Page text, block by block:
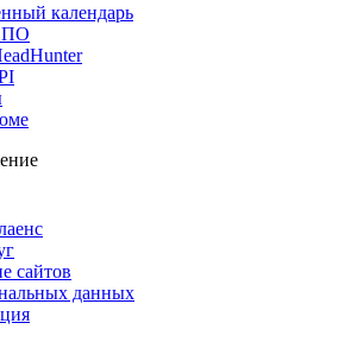
календарь
ПО
сайтов
данных